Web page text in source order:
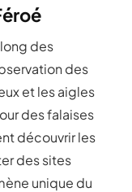
des
des
et les aigles
des falaises
découvrir les
des sites
unique du